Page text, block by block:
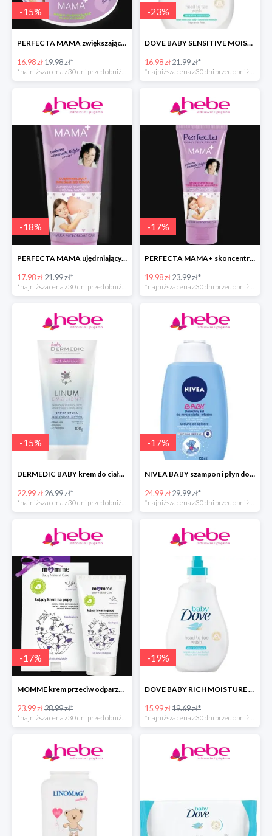
-15%
PERFECTA MAMA zwiększające elastyczność skóry masło do ciała
16.98 zł19.98 zł*
-23%
DOVE BABY SENSITIVE MOISTURE emulsja do mycia ciała i włosów
16.98 zł21.99 zł*
-18%
PERFECTA MAMA ujędrniający balsam do ciała
17.98 zł21.99 zł*
*najniższa cena z 30 dni przed obniżką
-17%
PERFECTA MAMA+ skoncentrowane serum przeciw rozstępom
19.98 zł23.99 zł*
*najniższa cena z 30 dni przed obniżką
-15%
DERMEDIC BABY krem do ciała dla dzieci
22.99 zł26.99 zł*
-17%
NIVEA BABY szampon i płyn do kąpieli dla dziecka
24.99 zł29.99 zł*
-17%
MOMME krem przeciw odparzeniom
23.99 zł28.99 zł*
-19%
DOVE BABY RICH MOISTURE emulsja do mycia ciała i włosów -40%
15.99 zł19.69 zł*